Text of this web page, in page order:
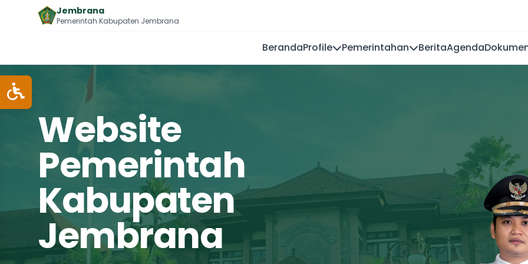
Jembrana
Pemerintah Kabupaten Jembrana
BerandaProfile Pemerintahan BeritaAgenda
Website
Pemerintah
Kabupaten
Jembrana